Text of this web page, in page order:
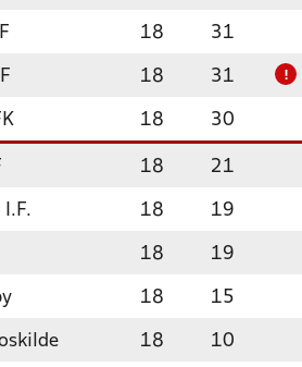
18 31
18 31 !
18 30
18 21
18 19
18 19
18 15
18 10